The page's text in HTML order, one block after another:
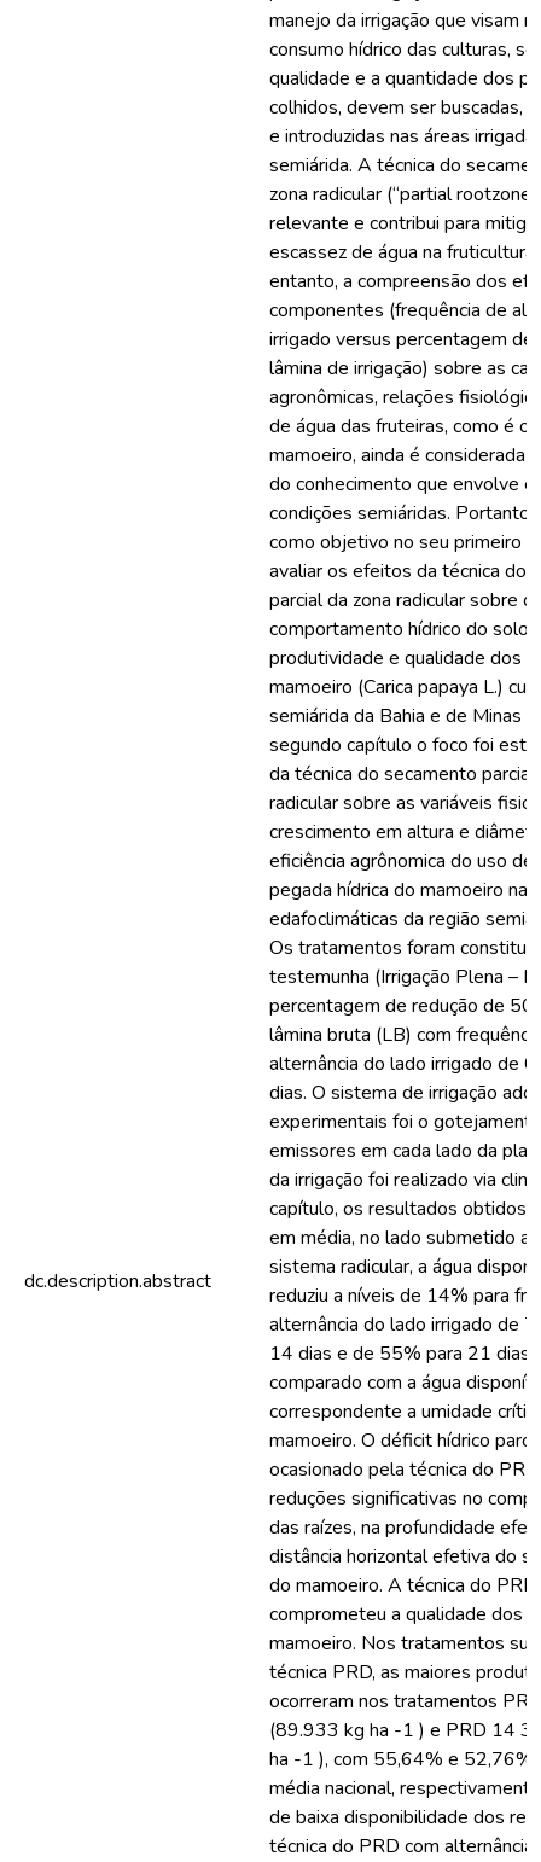
dc.description.abstract
manejo da irrigação que visam
consumo hídrico das culturas,
qualidade e a quantidade dos
colhidos, devem ser buscadas,
e introduzidas nas áreas
semiárida. A técnica do
zona radicular (“partial rootzone
relevante e contribui para
escassez de água na fruticultura
entanto, a compreensão dos
componentes (frequência de
irrigado versus percentagem de
lâmina de irrigação) sobre as
agronômicas, relações
de água das fruteiras, como é o
mamoeiro, ainda é considerada
do conhecimento que envolve
condições semiáridas.
como objetivo no seu primeiro
avaliar os efeitos da técnica do
parcial da zona radicular sobre o
comportamento hídrico do solo,
produtividade e qualidade dos
mamoeiro (Carica papaya L.)
semiárida da Bahia e de Minas
segundo capítulo o foco foi
da técnica do secamento parcial
radicular sobre as variáveis
crescimento em altura e
eficiência agrônomica do uso de
pegada hídrica do mamoeiro
edafoclimáticas da região
Os tratamentos foram
testemunha (Irrigação Plena –
percentagem de redução de
lâmina bruta (LB) com
alternância do lado irrigado de
dias. O sistema de irrigação
experimentais foi o
emissores em cada lado da
da irrigação foi realizado via
capítulo, os resultados obtidos
em média, no lado submetido
sistema radicular, a água
reduziu a níveis de 14% para
alternância do lado irrigado de
14 dias e de 55% para 21 dias,
comparado com a água
correspondente a umidade
mamoeiro. O déficit hídrico
ocasionado pela técnica do
reduções significativas no
das raízes, na profundidade
distância horizontal efetiva do
do mamoeiro. A técnica do
comprometeu a qualidade dos
mamoeiro. Nos tratamentos
técnica PRD, as maiores
ocorreram nos tratamentos
(89.933 kg ha -1 ) e PRD 14
ha -1 ), com 55,64% e 52,76%
média nacional,
de baixa disponibilidade dos
técnica do PRD com